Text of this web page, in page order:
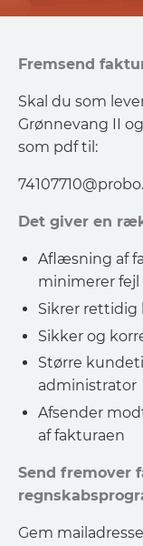
Fremsend
Skal du som
Grønnevang II
som pdf til:
Det giver en
Aflæsning af
minimerer fejl
Sikrer rettidig
Sikker og
Større
administrator
Afsender
af fakturaen
Send fremover
Gem